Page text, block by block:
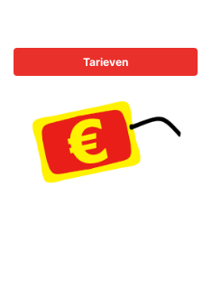
Tarieven